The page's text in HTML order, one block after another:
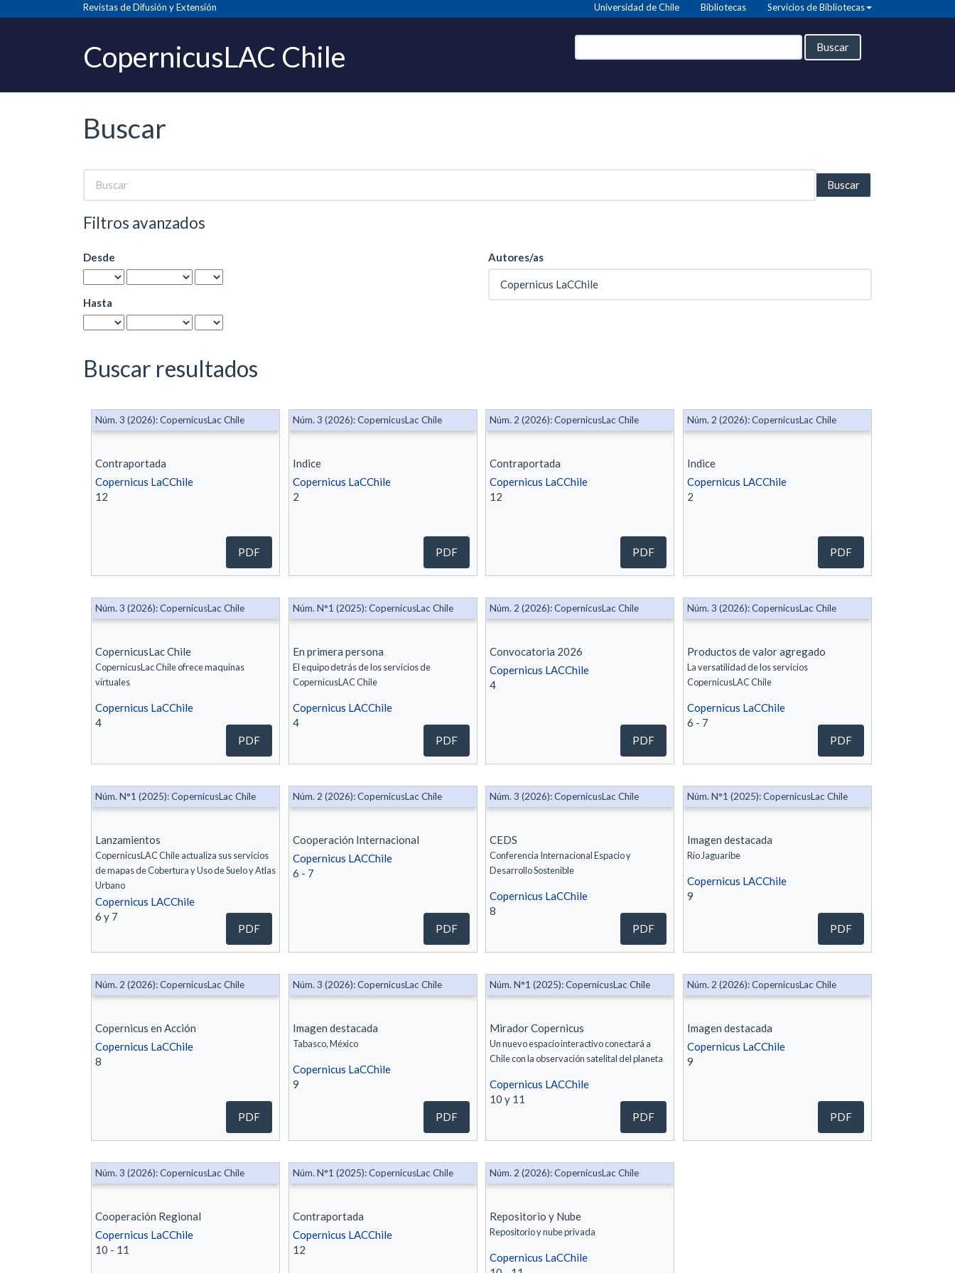
Navegación
principal
Revistas de Difusión y Extensión Universidad de Chile Bibliotecas Servicios de Bibliotecas
CopernicusLAC Chile Buscar
Buscar
Buscar
artículos
por
Filtros avanzados
Desde
Hasta
Autores/as
Buscar resultados
Contraportada
Copernicus LaCChile
12
Núm. 3 (2026): CopernicusLac Chile
PDF
Indice
Copernicus LaCChile
2
Núm. 3 (2026): CopernicusLac Chile
PDF
Contraportada
Copernicus LaCChile
12
Núm. 2 (2026): CopernicusLac Chile
PDF
Indice
Copernicus LACChile
2
Núm. 2 (2026): CopernicusLac Chile
PDF
CopernicusLac Chile
CopernicusLac Chile ofrece maquinas
virtuales
Copernicus LaCChile
4
Núm. 3 (2026): CopernicusLac Chile
PDF
En primera persona
El equipo detrás de los servicios de
CopernicusLAC Chile
Copernicus LACChile
4
Núm. N°1 (2025): CopernicusLac Chile
PDF
Convocatoria 2026
Copernicus LACChile
4
Núm. 2 (2026): CopernicusLac Chile
PDF
Productos de valor agregado
La versatilidad de los servicios
CopernicusLAC Chile
Copernicus LaCChile
6 - 7
Núm. 3 (2026): CopernicusLac Chile
PDF
Lanzamientos
CopernicusLAC Chile actualiza sus servicios
de mapas de Cobertura y Uso de Suelo y Atlas
Urbano
Copernicus LACChile
6 y 7
Núm. N°1 (2025): CopernicusLac Chile
PDF
Cooperación Internacional
Copernicus LACChile
6 - 7
Núm. 2 (2026): CopernicusLac Chile
PDF
CEDS
Conferencia Internacional Espacio y
Desarrollo Sostenible
Copernicus LaCChile
8
Núm. 3 (2026): CopernicusLac Chile
PDF
Imagen destacada
Río Jaguaribe
Copernicus LACChile
9
Núm. N°1 (2025): CopernicusLac Chile
PDF
Copernicus en Acción
Copernicus LaCChile
8
Núm. 2 (2026): CopernicusLac Chile
PDF
Imagen destacada
Tabasco, México
Copernicus LaCChile
9
Núm. 3 (2026): CopernicusLac Chile
PDF
Mirador Copernicus
Un nuevo espacio interactivo conectará a
Chile con la observación satelital del planeta
Copernicus LACChile
10 y 11
Núm. N°1 (2025): CopernicusLac Chile
PDF
Imagen destacada
Copernicus LaCChile
9
Núm. 2 (2026): CopernicusLac Chile
PDF
Cooperación Regional
Copernicus LaCChile
10 - 11
Núm. 3 (2026): CopernicusLac Chile
Contraportada
Copernicus LACChile
12
Núm. N°1 (2025): CopernicusLac Chile
Repositorio y Nube
Repositorio y nube privada
Copernicus LaCChile
Núm. 2 (2026): CopernicusLac Chile